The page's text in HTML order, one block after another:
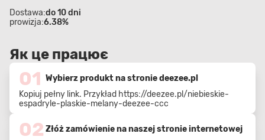
Dostawa:do 10 dni
prowizja:6.38%
Як це працює
01 Wybierz produkt na stronie deezee.pl
Kopiuj pełny link. Przykład https://deezee.pl/niebieskie-
espadryle-plaskie-melany-deezee-ccc
02 Złóż zamówienie na naszej stronie internetowej